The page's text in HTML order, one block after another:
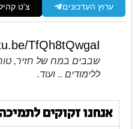
ערוץ העדכונים צ'ט
TfQh8tQwgaI\
שבבים במח של חזיר,
ללימודים .. ועוד.
אנחנו זקוקים